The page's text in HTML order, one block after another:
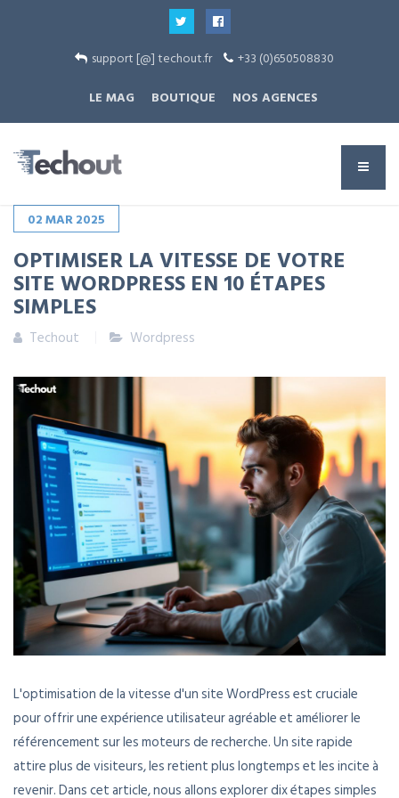
support [@] techout.fr
+33 (0)650508830
LE MAG
BOUTIQUE NOS AGENCES
02MAR2025
OPTIMISER LA VITESSE DE VOTRE
SITE WORDPRESS EN 10 ÉTAPES
SIMPLES
Techout Wordpress
L'optimisation de la vitesse d'un site WordPress est cruciale
pour offrir une expérience utilisateur agréable et améliorer le
référencement sur les moteurs de recherche. Un site rapide
attire plus de visiteurs, les retient plus longtemps et les incite à
revenir. Dans cet article, nous allons explorer dix étapes simples